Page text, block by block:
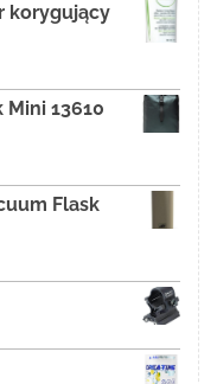
korygujący
Mini 13610
Flask